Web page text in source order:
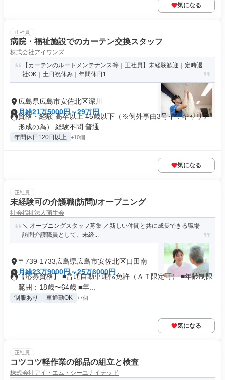
気になる
正社員
病院・福祉施設でのカーテン交換スタッフ
株式会社アイワンズ
【カーテンのルートメンテナンス等｜正社員】未経験歓迎｜定時退
社OK｜土日祝休み｜年間休日1...
広島県広島市安佐北区深川
月給21万5000円～29万円
資格・経験 高卒以上 45歳以下（※例外事由3号イ：キャリア
形成の為） 経験不問 普通...
年間休日120日以上 +10個
気になる
正社員
未経験可の介護職(訪問)/オープニング
社会福祉法人萌生会
＼ オープニングスタッフ募集 ／新しい仲間と共に成長できる職場
訪問介護職員として、未経...
〒739-1733広島県広島市安佐北区口田南
月給23万9000円～25万6000円
【応募資格】 ■普通自動車運転免許（ＡＴ限定可） ■年齢制限
範囲：18歳〜64歳 ■年...
制服あり 車通勤OK +7個
気になる
正社員
コツコツ軽作業の部品の組立と検査
株式会社アイ・エム・シーユナイテッド